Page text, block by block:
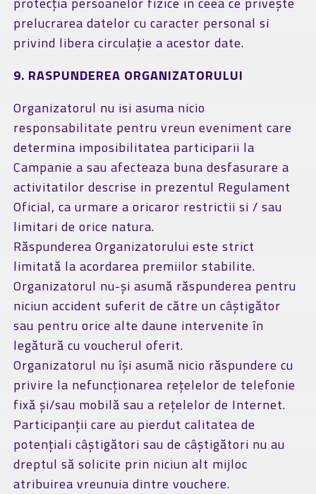
prelucrarea datelor cu caracter personal si
privind libera circulație a acestor date.
9. RASPUNDEREA ORGANIZATORULUI
Organizatorul nu isi asuma nicio
responsabilitate pentru vreun eveniment care
determina imposibilitatea participarii la
Campanie a sau afecteaza buna desfasurare a
activitatilor descrise in prezentul Regulament
Oficial, ca urmare a oricaror restrictii si / sau
limitari de orice natura.
Răspunderea Organizatorului este strict
limitată la acordarea premiilor stabilite.
Organizatorul nu-și asumă răspunderea pentru
niciun accident suferit de către un câștigător
sau pentru orice alte daune intervenite în
legătură cu voucherul oferit.
Organizatorul nu își asumă nicio răspundere cu
privire la nefuncționarea rețelelor de telefonie
fixă și/sau mobilă sau a rețelelor de Internet.
Participanții care au pierdut calitatea de
potențiali câștigători sau de câștigători nu au
dreptul să solicite prin niciun alt mijloc
atribuirea vreunuia dintre vouchere.